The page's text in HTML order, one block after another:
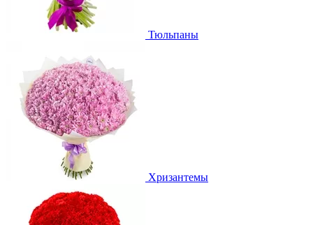
Тюльпаны
Хризантемы